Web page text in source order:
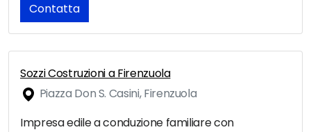
Contatta
Sozzi Costruzioni a Firenzuola
Piazza Don S. Casini, Firenzuola
Impresa edile a conduzione familiare con